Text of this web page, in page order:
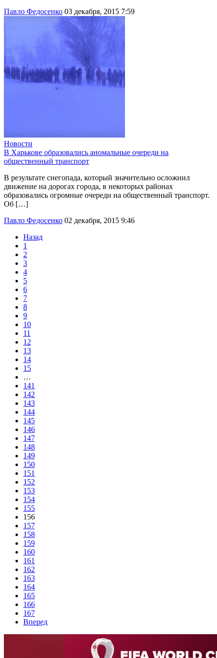
Павло Федосенко 03 декабря, 2015 7:59
Новости
В Харькове образовались аномальные очереди на
общественный транспорт
В результате снегопада, который значительно осложнил
движение на дорогах города, в некоторых районах
образовались огромные очереди на общественный транспорт.
Об […]
Павло Федосенко 02 декабря, 2015 9:46
Назад
1
2
3
4
5
6
7
8
9
10
11
12
13
14
15
…
141
142
143
144
145
146
147
148
149
150
151
152
153
154
155
156
157
158
159
160
161
162
163
164
165
166
167
Вперед